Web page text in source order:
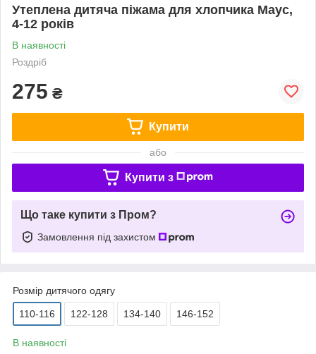
Утеплена дитяча піжама для хлопчика Маус,
4-12 років
В наявності
Роздріб
275 ₴
Купити
або
Купити з
Що таке купити з Пром?
Замовлення під захистом
Розмір дитячого одягу
110-116 122-128 134-140 146-152
В наявності